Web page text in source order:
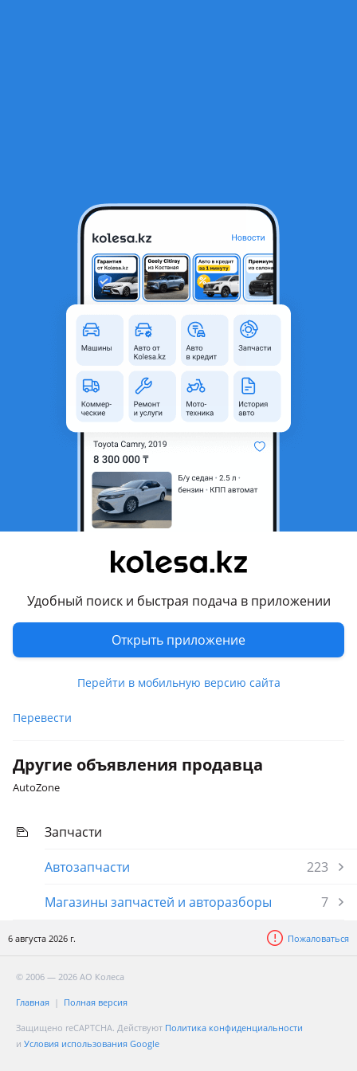
Удобный поиск и быстрая подача в приложении
Открыть приложение
Перейти в мобильную версию сайта
Комплект клыков бамперов на Паджеро 2
Астана, Акмолинская
область
Новая
Есть доставка
Да
Подходит на авто
Mitsubishi Montero
1991 - 2000 2 поколение
1991 - 1997 2 поколение (V3xW/V2xW/V4xW)
Комментарий продавца
Комплект (2 передних + 2 задних) клыков бамперов на
дорестайлинговый Мицубиси Паджеро 2-го поколения.
Астана, Пушкина 15, магазин запчастей " AutoZone2-7-2 ".
Перевести
Другие объявления продавца
AutoZone
Запчасти
Автозапчасти
223
Магазины запчастей и авторазборы
7
6 августа 2026 г. Пожаловаться
© 2006 — 2026 АО Колеса
Главная Полная версия
Защищено reCAPTCHA. Действуют Политика конфиденциальности
и Условия использования Google